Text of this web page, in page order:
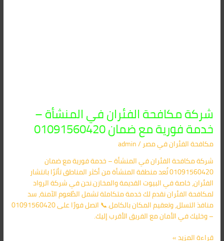
شركة مكافحة الفئران في المنشأة –
خدمة فورية مع ضمان 01091560420
مكافحة الفئران​ في مصر/
admin
شركة مكافحة الفئران في المنشأة – خدمة فورية مع ضمان
01091560420 تُعد منطقة المنشأة من أكثر المناطق تأثرًا بانتشار
الفئران، خاصة في البيوت القديمة والمخازن.نحن في شركة الرواد
لمكافحة الفئران نقدم لك خدمة متكاملة تشمل الطُعوم الآمنة، سد
منافذ التسلل، وتعقيم المكان بالكامل.📞 اتصل فورًا على 01091560420
– وخليك في الأمان مع الفريق الأقرب إليك.
قراءة المزيد »